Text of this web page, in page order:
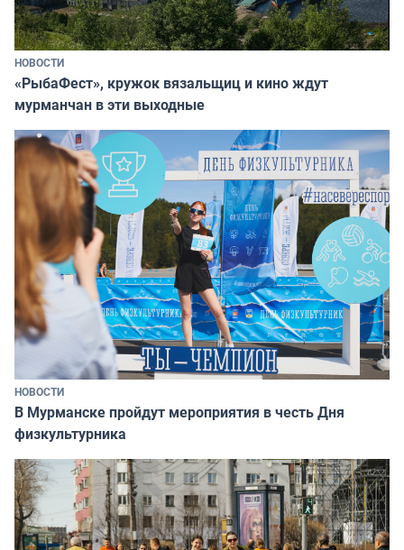
НОВОСТИ
«РыбаФест», кружок вязальщиц и кино ждут
мурманчан в эти выходные
НОВОСТИ
В Мурманске пройдут мероприятия в честь Дня
физкультурника